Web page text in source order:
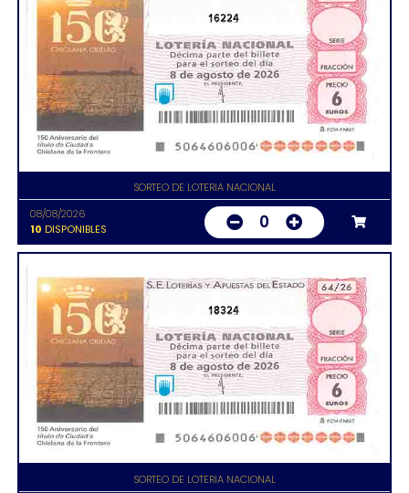
16224
SORTEO DE LOTERIA NACIONAL
08/08/2026
10 DISPONIBLES 0
18324
SORTEO DE LOTERIA NACIONAL